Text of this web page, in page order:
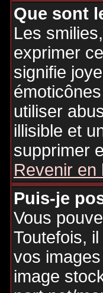
Que sont
Les
exprimer
signifie
utiliser
illisible et
supprimer
Revenir en
Puis-je
Vous
Toutefois,
vos
image